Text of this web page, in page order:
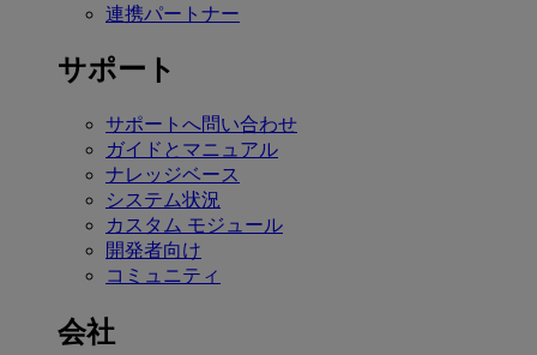
連携パートナー
サポート
サポートへ問い合わせ
ガイドとマニュアル
ナレッジベース
システム状況
カスタム モジュール
開発者向け
コミュニティ
会社